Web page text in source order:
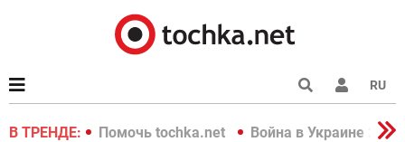
RU
В ТРЕНДЕ:
2022 Помочь tochka.net Война в Украине 2022